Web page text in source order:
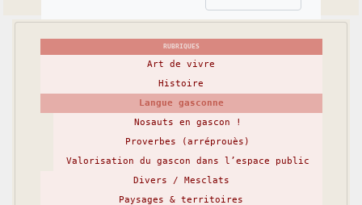
RUBRIQUES
Art de vivre
Histoire
Langue gasconne
Nosauts en gascon !
Proverbes (arréprouès)
Valorisation du gascon dans l’espace public
Divers / Mesclats
Paysages & territoires